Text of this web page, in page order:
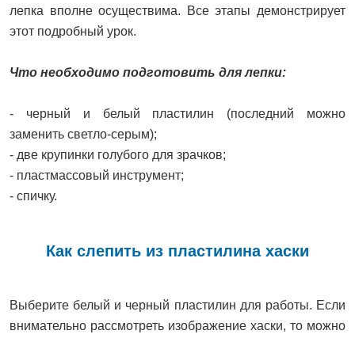
лепка вполне осуществима. Все этапы демонстрирует
этот подробный урок.
Что необходимо подготовить для лепки:
- черный и белый пластилин (последний можно
заменить светло-серым);
- две крупинки голубого для зрачков;
- пластмассовый инструмент;
- спичку.
Как слепить из пластилина хаски
Выберите белый и черный пластилин для работы. Если
внимательно рассмотреть изображение хаски, то можно